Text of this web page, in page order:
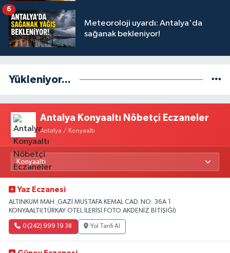
Meteoroloji uyardı: Antalya'da
sağanak bekleniyor!
6
Yükleniyor...
Antalya Konyaaltı Nöbetçi Eczaneler
Antalya / Konyaaltı
Yaz Eczanesi
ALTINKUM MAH. GAZİ MUSTAFA KEMAL CAD. NO: 36A 1
KONYAALTI(TÜRKAY OTEL İLERİSİ.FOTO AKDENİZ BİTİŞİĞİ)
0 (242) 999 19 38 Yol Tarifi Al